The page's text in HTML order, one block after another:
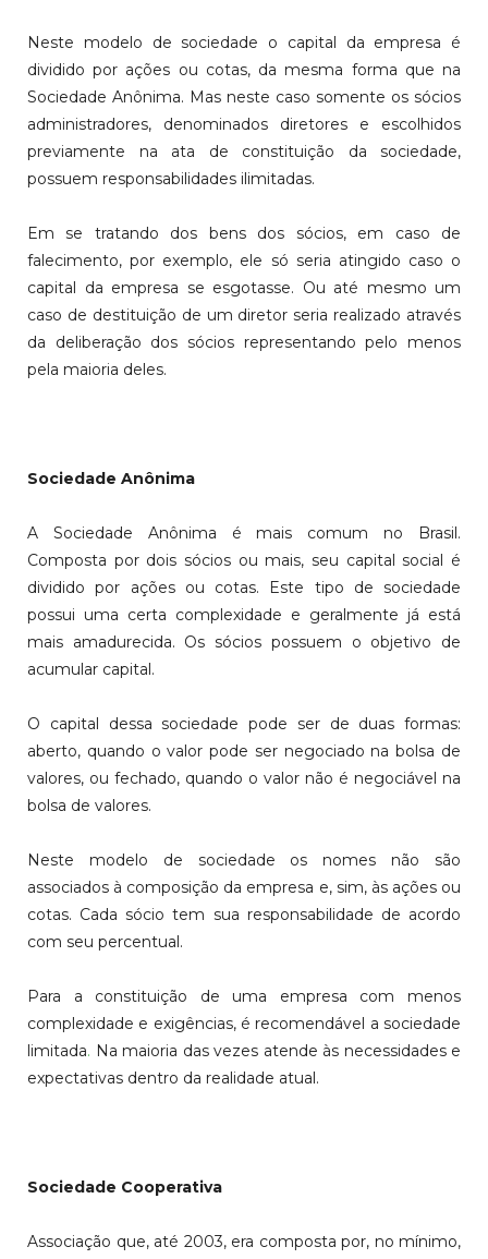
Neste modelo de sociedade o capital da empresa é
dividido por ações ou cotas, da mesma forma que na
Sociedade Anônima. Mas neste caso somente os sócios
administradores, denominados diretores e escolhidos
previamente na ata de constituição da sociedade,
possuem responsabilidades ilimitadas.
Em se tratando dos bens dos sócios, em caso de
falecimento, por exemplo, ele só seria atingido caso o
capital da empresa se esgotasse. Ou até mesmo um
caso de destituição de um diretor seria realizado através
da deliberação dos sócios representando pelo menos
pela maioria deles.
Sociedade Anônima
A Sociedade Anônima é mais comum no Brasil.
Composta por dois sócios ou mais, seu capital social é
dividido por ações ou cotas. Este tipo de sociedade
possui uma certa complexidade e geralmente já está
mais amadurecida. Os sócios possuem o objetivo de
acumular capital.
O capital dessa sociedade pode ser de duas formas:
aberto, quando o valor pode ser negociado na bolsa de
valores, ou fechado, quando o valor não é negociável na
bolsa de valores.
Neste modelo de sociedade os nomes não são
associados à composição da empresa e, sim, às ações ou
cotas. Cada sócio tem sua responsabilidade de acordo
com seu percentual.
Para a constituição de uma empresa com menos
complexidade e exigências, é recomendável a sociedade
limitada. Na maioria das vezes atende às necessidades e
expectativas dentro da realidade atual.
Sociedade Cooperativa
Associação que, até 2003, era composta por, no mínimo,